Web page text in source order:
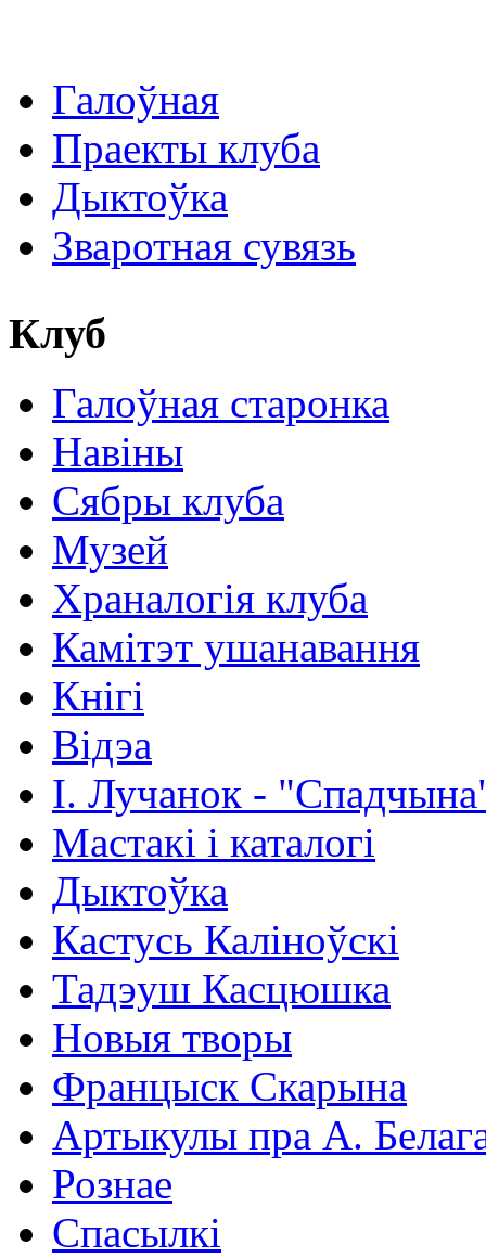
Галоўная
Праекты клуба
Дыктоўка
Зваротная сувязь
Клуб
Галоўная старонка
Навіны
Сябры клуба
Музей
Храналогія клуба
Камітэт ушанавання
Кнігі
Відэа
І. Лучанок -
Мастакі i каталогi
Дыктоўка
Кастусь Каліноўскі
Тадэуш Касцюшка
Новыя творы
Францыск Скарына
Артыкулы пра А.
Рознае
Спасылкі